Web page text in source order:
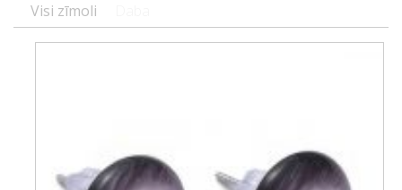
Visi zīmoli